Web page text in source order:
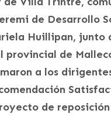
de Desarrollo
Huillipan, junto
provincial de
a los
de